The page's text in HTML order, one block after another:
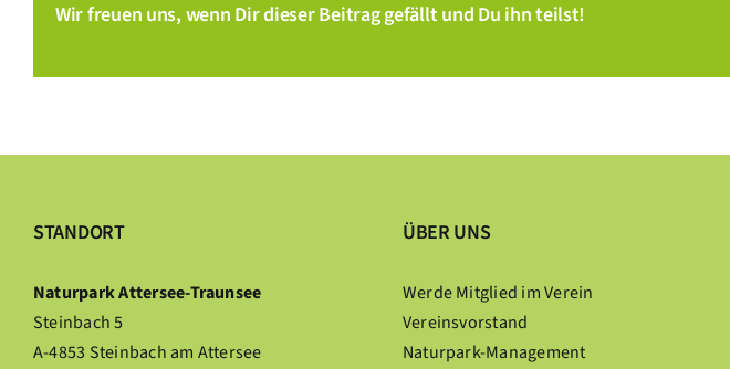
Wir freuen uns, wenn Dir dieser Beitrag gefällt und Du ihn teilst!
STANDORT
Naturpark Attersee-Traunsee
Steinbach 5
A-4853 Steinbach am Attersee
ÜBER UNS
Werde Mitglied im Verein
Vereinsvorstand
Naturpark-Management